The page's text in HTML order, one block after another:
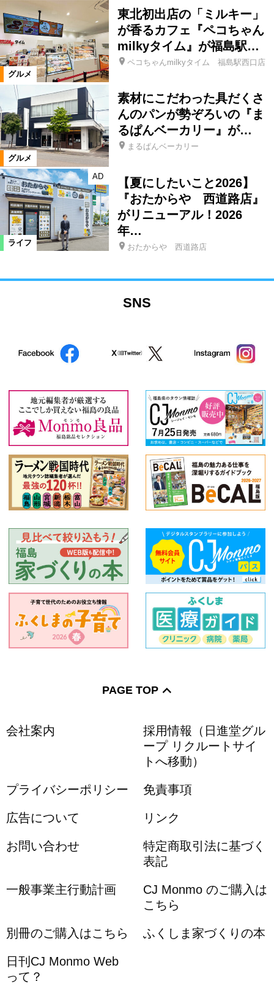
グルメ
東北初出店の「ミルキー」
が香るカフェ『ペコちゃん
milkyタイム』が福島駅…
ペコちゃんmilkyタイム 福島駅西口店
グルメ
素材にこだわった具だくさ
んのパンが勢ぞろいの『ま
るぱんベーカリー』が…
まるぱんベーカリー
ライフ
AD
【夏にしたいこと2026】
『おたからや 西道路店』
がリニューアル！2026
年…
おたからや 西道路店
SNS
PAGE TOP
会社案内
採用情報（日進堂グル
ープ リクルートサイ
トへ移動）
プライバシーポリシー 免責事項
広告について リンク
お問い合わせ
特定商取引法に基づく
表記
一般事業主行動計画
CJ Monmo のご購入は
こちら
別冊のご購入はこちら ふくしま家づくりの本
日刊CJ Monmo Web
って？